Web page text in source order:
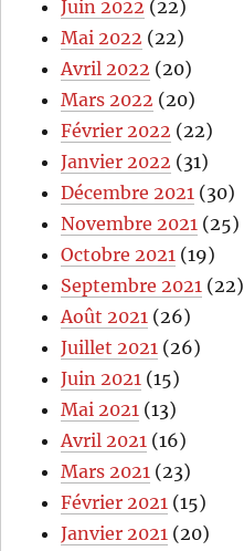
Juin 2022 (22)
Mai 2022 (22)
Avril 2022 (20)
Mars 2022 (20)
Février 2022 (22)
Janvier 2022 (31)
Décembre 2021 (30)
Novembre 2021 (25)
Octobre 2021 (19)
Septembre 2021 (22)
Août 2021 (26)
Juillet 2021 (26)
Juin 2021 (15)
Mai 2021 (13)
Avril 2021 (16)
Mars 2021 (23)
Février 2021 (15)
Janvier 2021 (20)